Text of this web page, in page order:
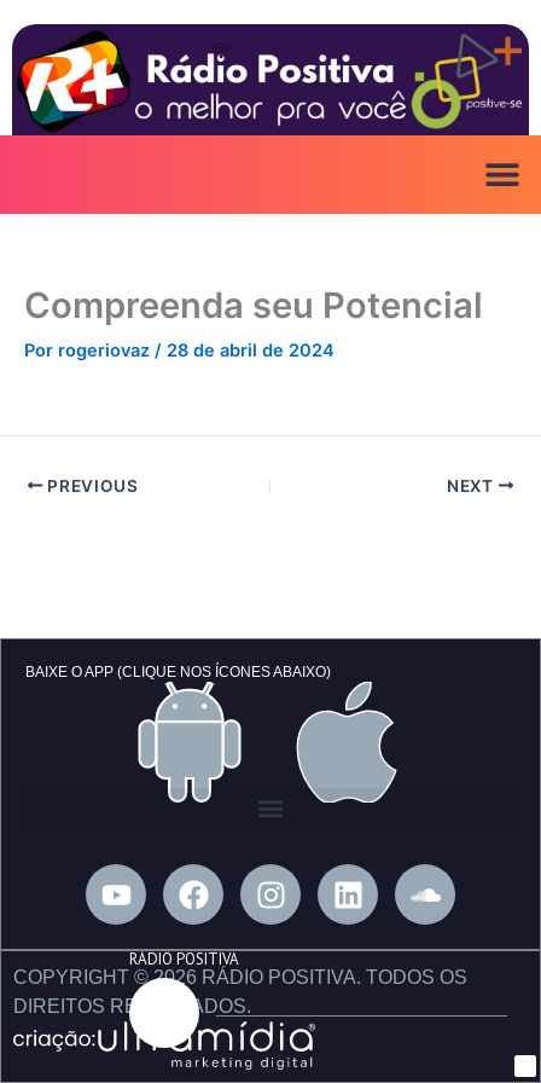
para
conteúdo
Compreenda seu Potencial
Por rogeriovaz / 28 de abril de 2024
PREVIOUS NEXT
BAIXE O APP (CLIQUE NOS ÍCONES ABAIXO)
Y
o
t
u
b
e
F
a
e
b
o
o
I
n
t
g
r
L
i
k
d
S
o
n
c
COPYRIGHT © 2026 RÁDIO POSITIVA. TODOS OS
DIREITOS RESERVADOS.
RÁDIO POSITIVA